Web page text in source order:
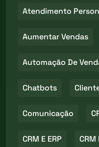
Atendimento
Aumentar Vendas
Automação De
Chatbots
Comunicação
CRM E ERP